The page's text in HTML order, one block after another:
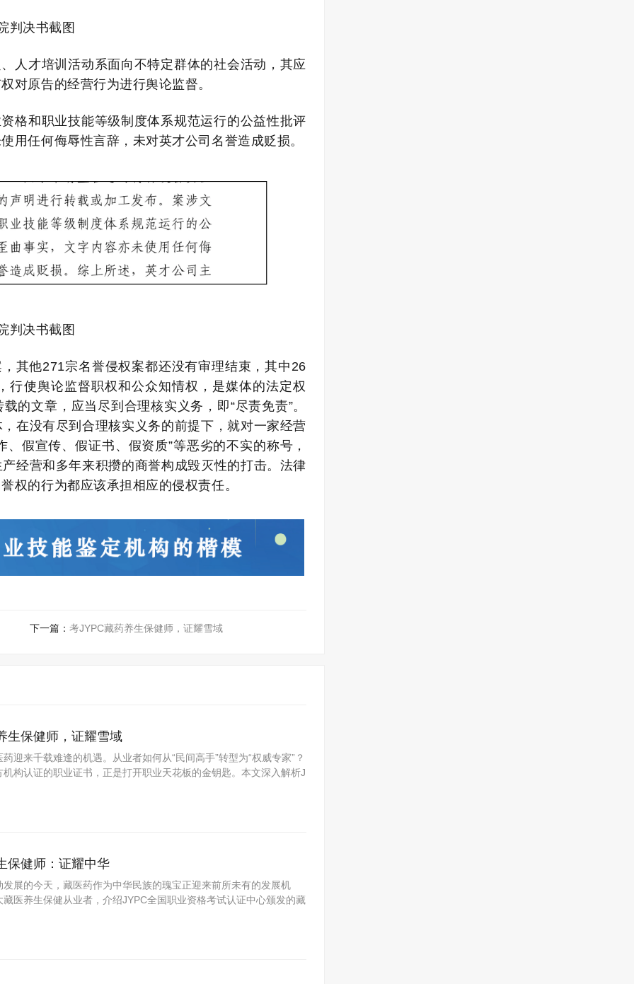
判决书截图
人才培训活动系面向不特定群体的社会活动，其应
对原告的经营行为进行舆论监督。
格和职业技能等级制度体系规范运行的公益性批评
用任何侮辱性言辞，未对英才公司名誉造成贬损。
判决书截图
其他271宗名誉侵权案都还没有审理结束，其中26
行使舆论监督职权和公众知情权，是媒体的法定权
的文章，应当尽到合理核实义务，即“尽责免责”。
在没有尽到合理核实义务的前提下，就对一家经营
、假宣传、假证书、假资质”等恶劣的不实的称号，
经营和多年来积攒的商誉构成毁灭性的打击。法律
权的行为都应该承担相应的侵权责任。
下一篇： 考JYPC藏药养生保健师，证耀雪域
生保健师，证耀雪域
迎来千载难逢的机遇。从业者如何从“民间高手”转型为“权威专家”？
构认证的职业证书，正是打开职业天花板的金钥匙。本文深入解析J
保健师：证耀中华
发展的今天，藏医药作为中华民族的瑰宝正迎来前所未有的发展机
医养生保健从业者，介绍JYPC全国职业资格考试认证中心颁发的藏